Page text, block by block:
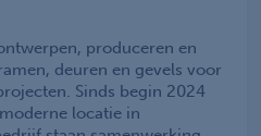
produceren en
deuren en gevels voor
Sinds begin 2024
locatie in